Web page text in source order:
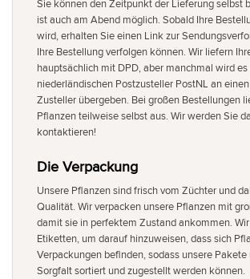
Sie können den Zeitpunkt der Lieferung selbst
ist auch am Abend möglich. Sobald Ihre
wird, erhalten Sie einen Link zur
Ihre Bestellung verfolgen können. Wir liefern
hauptsächlich mit DPD, aber manchmal wird
niederländischen Postzusteller PostNL an
Zusteller übergeben. Bei großen Bestellungen
Pflanzen teilweise selbst aus. Wir werden Sie
kontaktieren!
Die Verpackung
Unsere Pflanzen sind frisch vom Züchter und
Qualität. Wir verpacken unsere Pflanzen mit
damit sie in perfektem Zustand ankommen.
Etiketten, um darauf hinzuweisen, dass sich
Verpackungen befinden, sodass unsere
Sorgfalt sortiert und zugestellt werden können.